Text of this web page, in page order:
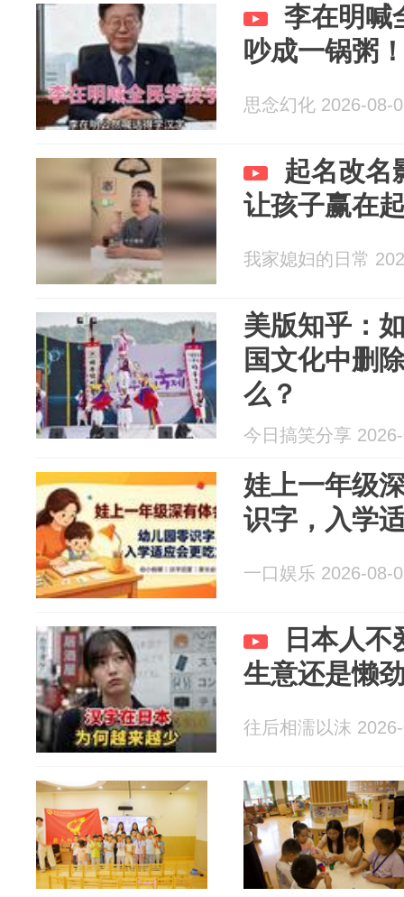
李在明喊
吵成一锅粥
思念幻化 2026-08-
起名改名
让孩子赢在
我家媳妇的日常
美版知乎：
国文化中删
么？
今日搞笑分享
娃上一年级
识字，入学
一口娱乐 2026-08-
日本人
生意还是懒
往后相濡以沫